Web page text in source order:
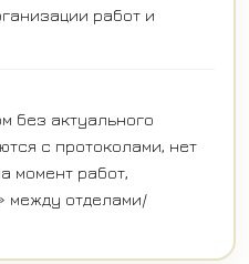
работ и
без актуального
с протоколами, нет
момент работ,
между отделами/